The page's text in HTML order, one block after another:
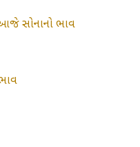
સોનાનો ભાવ